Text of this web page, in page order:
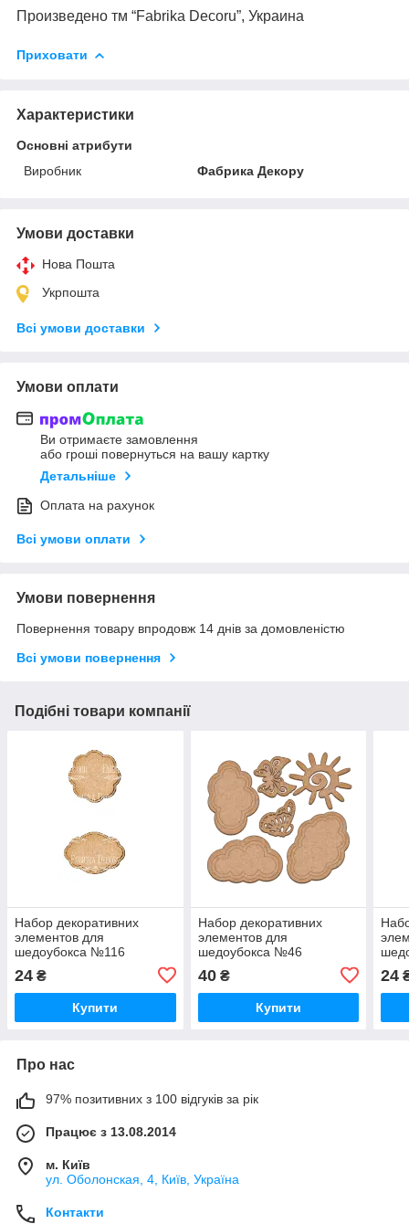
Произведено тм “Fabrika Decoru”, Украина
Приховати
Характеристики
Основні атрибути
Виробник
Фабрика Декору
Умови доставки
Нова Пошта
Укрпошта
Всі умови доставки
Умови оплати
Ви отримаєте замовлення
або гроші повернуться на вашу картку
Детальніше
Оплата на рахунок
Всі умови оплати
Умови повернення
Повернення товару впродовж 14 днів за домовленістю
Всі умови повернення
Подібні товари компанії
Набор декоративних
элементов для
шедоубокса №116
24 ₴
Купити
Набор декоративних
элементов для
шедоубокса №46
40₴
Купити
24
Про нас
97% позитивних з 100 відгуків за рік
Працює з 13.08.2014
м. Київ
ул. Оболонская, 4, Київ, Україна
Контакти